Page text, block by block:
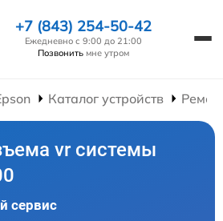
+7 (843) 254-50-42
Ежедневно с 9:00 до 21:00
Позвонить мне утром
Каталог устройств
vr системы
сервис